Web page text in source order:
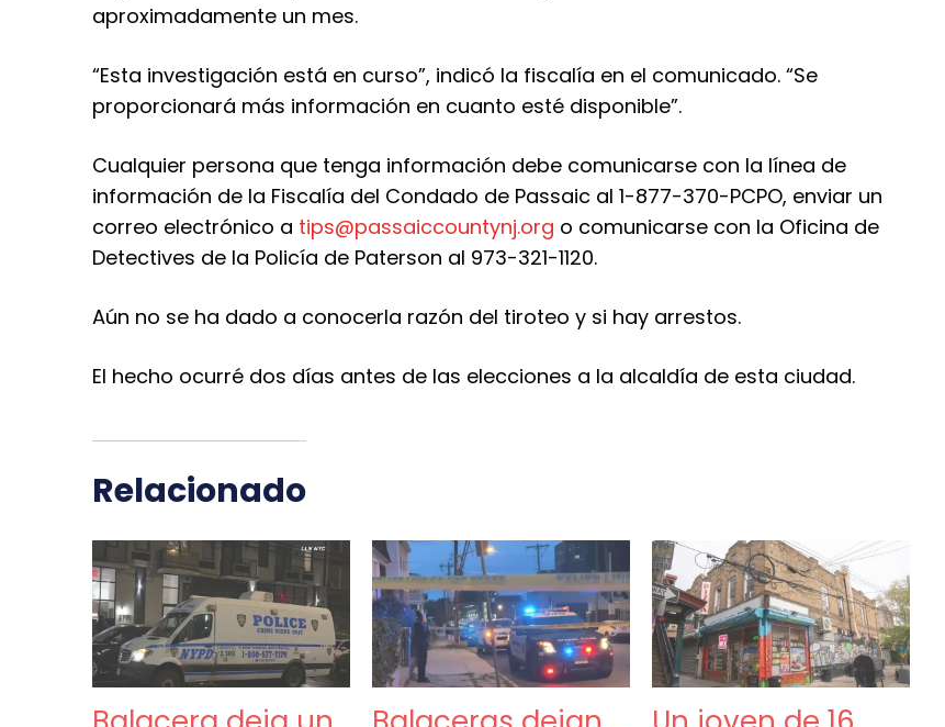
aproximadamente un mes.
“Esta investigación está en curso”, indicó la fiscalía en el comunicado. “Se
proporcionará más información en cuanto esté disponible”.
Cualquier persona que tenga información debe comunicarse con la línea de
información de la Fiscalía del Condado de Passaic al 1-877-370-PCPO, enviar un
correo electrónico a tips@passaiccountynj.org o comunicarse con la Oficina de
Detectives de la Policía de Paterson al 973-321-1120.
Aún no se ha dado a conocerla razón del tiroteo y si hay arrestos.
El hecho ocurré dos días antes de las elecciones a la alcaldía de esta ciudad.
Relacionado